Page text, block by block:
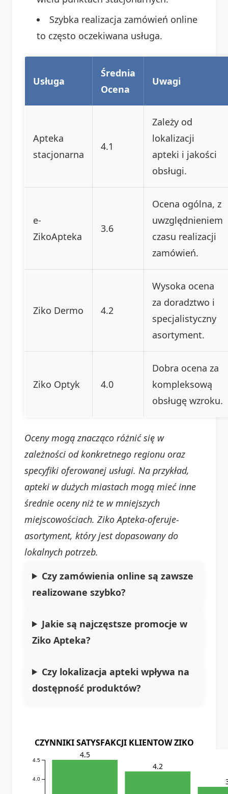
Szybka realizacja zamówień online
to często oczekiwana usługa.
Usługa
Średnia
Ocena
Uwagi
Apteka
stacjonarna
4.1
Zależy od
lokalizacji
apteki i jakości
obsługi.
e-
ZikoApteka
3.6
Ocena ogólna, z
uwzględnieniem
czasu realizacji
zamówień.
Ziko Dermo 4.2
Wysoka ocena
za doradztwo i
specjalistyczny
asortyment.
Ziko Optyk 4.0
Dobra ocena za
kompleksową
obsługę wzroku.
Oceny mogą znacząco różnić się w
zależności od konkretnego regionu oraz
specyfiki oferowanej usługi. Na przykład,
apteki w dużych miastach mogą mieć inne
średnie oceny niż te w mniejszych
miejscowościach. Ziko Apteka-oferuje-
asortyment, który jest dopasowany do
lokalnych potrzeb.
Czy zamówienia online są zawsze
realizowane szybko?
Jakie są najczęstsze promocje w
Ziko Apteka?
Czy lokalizacja apteki wpływa na
dostępność produktów?
CZYNNIKI SATYSFAKCJI KLIENTOW ZIKO
4.0
4.5
4.5
4.2